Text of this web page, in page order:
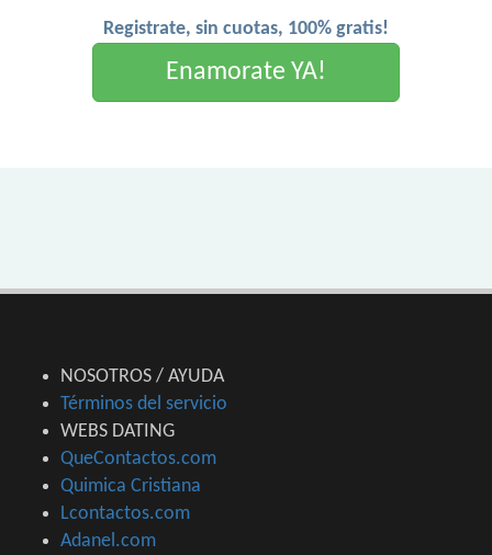
Registrate, sin cuotas, 100% gratis!
Enamorate YA!
NOSOTROS / AYUDA
Términos del servicio
WEBS DATING
QueContactos.com
Quimica Cristiana
Lcontactos.com
Adanel.com